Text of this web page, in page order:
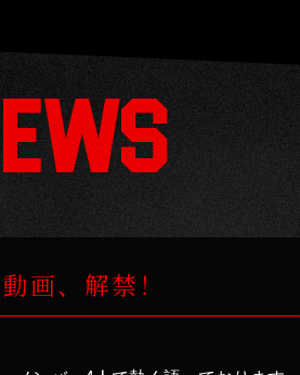
画、解禁！